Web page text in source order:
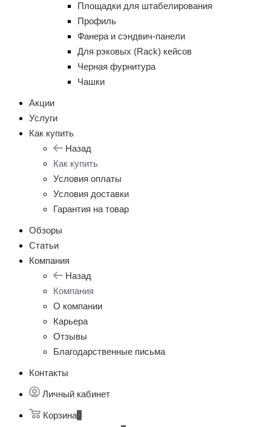
Площадки для штабелирования
Профиль
Фанера и сэндвич-панели
Для рэковых (Rack) кейсов
Черная фурнитура
Чашки
Акции
Услуги
Как купить
Назад
Как купить
Условия оплаты
Условия доставки
Гарантия на товар
Обзоры
Статьи
Компания
Назад
Компания
О компании
Карьера
Отзывы
Благодарственные письма
Контакты
Личный кабинет
Корзина0